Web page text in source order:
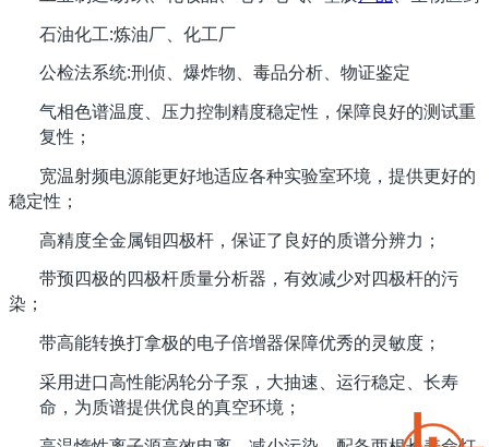
石油化工:炼油厂、化工厂
公检法系统:刑侦、爆炸物、毒品分析、物证鉴定
气相色谱温度、压力控制精度稳定性，保障良好的测试重
复性；
宽温射频电源能更好地适应各种实验室环境，提供更好的
稳定性；
高精度全金属钼四极杆，保证了良好的质谱分辨力；
带预四极的四极杆质量分析器，有效减少对四极杆的污
染；
带高能转换打拿极的电子倍增器保障优秀的灵敏度；
采用进口高性能涡轮分子泵，大抽速、运行稳定、长寿
命，为质谱提供优良的真空环境；